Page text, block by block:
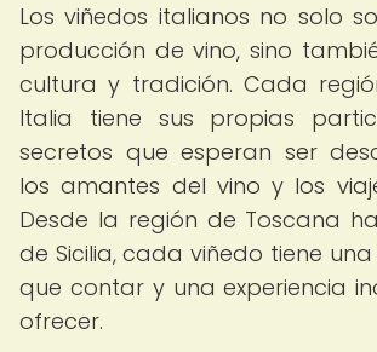
Los viñedos italianos no solo
producción de vino, sino
cultura y tradición. Cada
Italia tiene sus propias
secretos que esperan ser
los amantes del vino y los
Desde la región de Toscana
de Sicilia, cada viñedo tiene
que contar y una experiencia
ofrecer.